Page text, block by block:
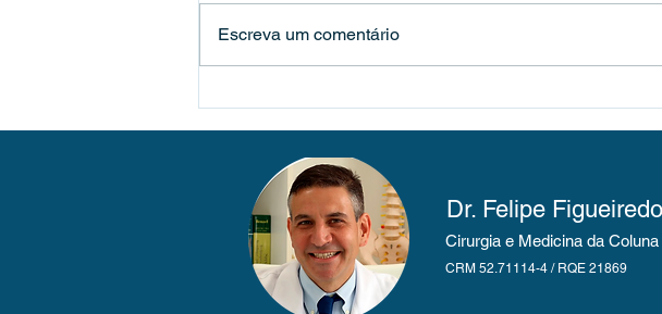
Invasivas
Escreva um comentário
Cirurgia e Medicina da Coluna
CRM 52.71114-4 / RQE 21869
Dr. Felipe Figueiredo